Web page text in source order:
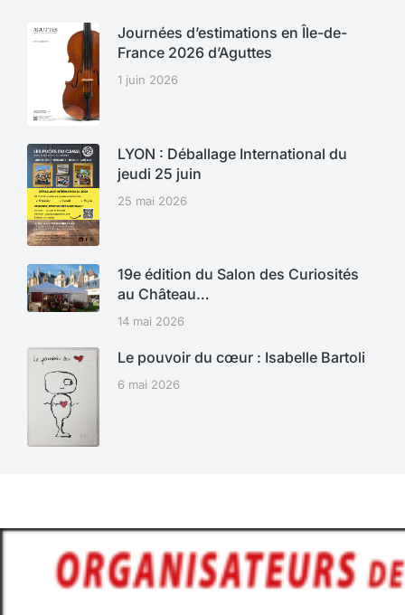
Journées d’estimations en Île-de-
France 2026 d’Aguttes
1 juin 2026
LYON : Déballage International du
jeudi 25 juin
25 mai 2026
19e édition du Salon des Curiosités
au Château…
14 mai 2026
Le pouvoir du cœur : Isabelle Bartoli
6 mai 2026